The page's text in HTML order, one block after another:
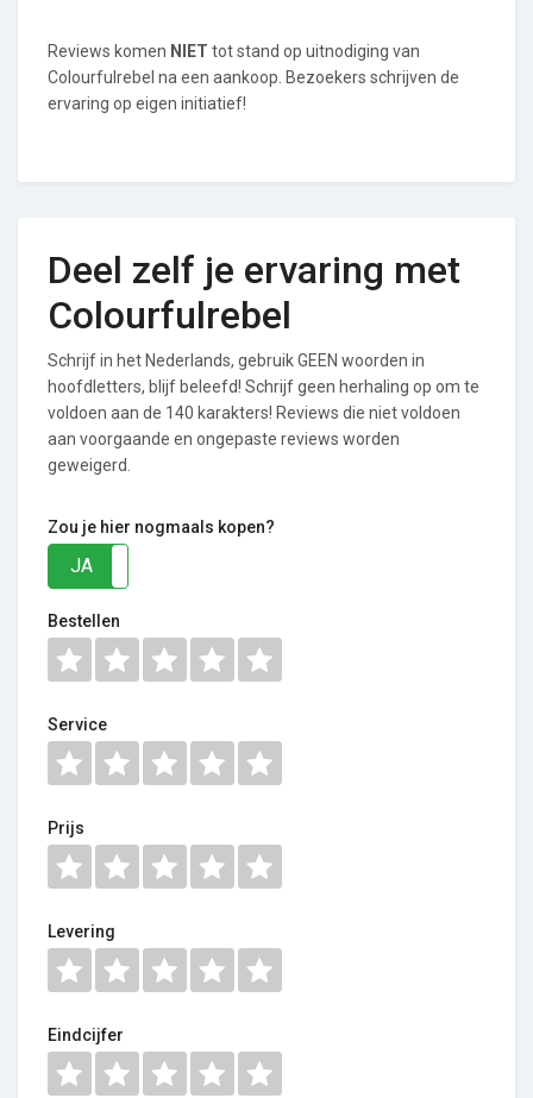
Reviews komen NIET tot stand op uitnodiging van
Colourfulrebel na een aankoop. Bezoekers schrijven de
ervaring op eigen initiatief!
Deel zelf je ervaring met
Colourfulrebel
Schrijf in het Nederlands, gebruik GEEN woorden in
hoofdletters, blijf beleefd! Schrijf geen herhaling op om te
voldoen aan de 140 karakters! Reviews die niet voldoen
aan voorgaande en ongepaste reviews worden
geweigerd.
Zou je hier nogmaals kopen?
JA
Bestellen
Service
Prijs
Levering
Eindcijfer